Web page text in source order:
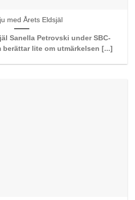
med Årets Eldsjäl
Sanella Petrovski under SBC-
lite om utmärkelsen [...]